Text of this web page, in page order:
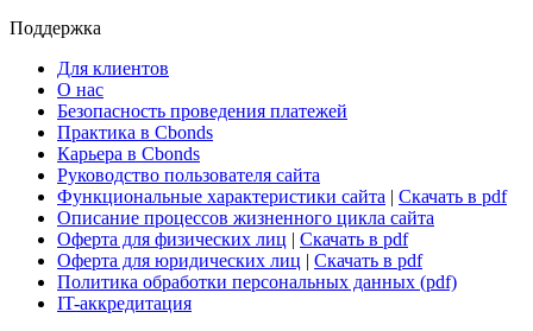
Поддержка
Для клиентов
О нас
Безопасность проведения платежей
Практика в Cbonds
Карьера в Cbonds
Руководство пользователя сайта
Функциональные характеристики сайта | Скачать в pdf
Описание процессов жизненного цикла сайта
Оферта для физических лиц | Скачать в pdf
Оферта для юридических лиц | Скачать в pdf
Политика обработки персональных данных (pdf)
IT-аккредитация